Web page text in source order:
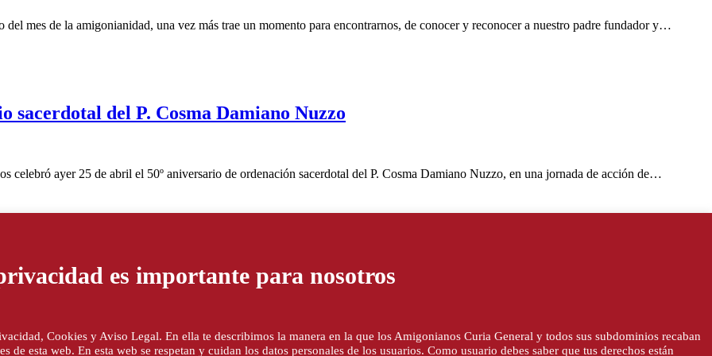
de la amigonianidad, una vez más trae un momento para encontrarnos, de conocer y reconocer a nuestro padre fundador y…
sacerdotal del P. Cosma Damiano Nuzzo
celebró ayer 25 de abril el 50º aniversario de ordenación sacerdotal del P. Cosma Damiano Nuzzo, en una jornada de acción de…
Santa en las comunidades amigonianas
es importante para nosotros
Cookies y Aviso Legal. En ella te describimos la manera en la que los Amigonianos Curia General y todos sus subdominios recaban
esta web. En esta web se respetan y cuidan los datos personales de los usuarios. Como usuario debes saber que tus derechos están